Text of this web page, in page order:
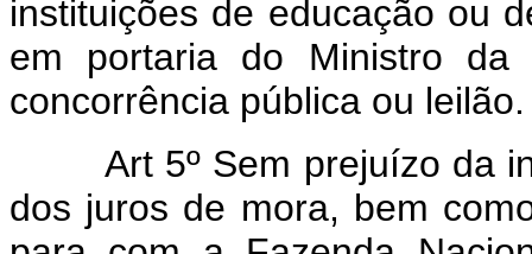
instituições de educação ou
em portaria do Ministro da
concorrência pública ou leilão.
Art 5º Sem prejuízo da
dos juros de mora, bem